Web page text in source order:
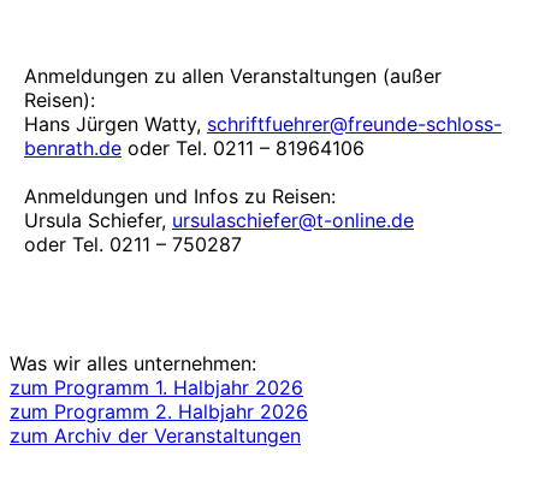
Anmeldungen zu allen Veranstaltungen (außer
Reisen):
Hans Jürgen Watty, schriftfuehrer@freunde-schloss-
benrath.de oder Tel. 0211 – 81964106
Anmeldungen und Infos zu Reisen:
Ursula Schiefer, ursulaschiefer@t-online.de
oder Tel. 0211 – 750287
Was wir alles unternehmen:
zum Programm 1. Halbjahr 2026
zum Programm 2. Halbjahr 2026
zum Archiv der Veranstaltungen